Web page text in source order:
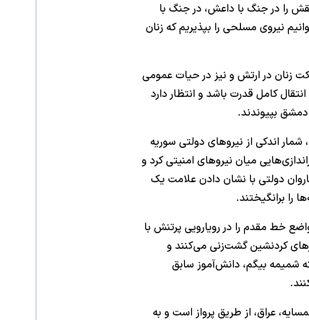
را در جنگ با داعش، در جنگ با
نیروی مسلحی را بپذیریم که زنان
زنان در ارتش و نیز در حیات عمومی
کامل قدرت باشد و انتظار دارد
بپیوندند.
پرتنش در روز دوشنبه (دوم فوریه ۲۰۲۶)، شمار اندکی از نیروهای دولتی سوریه
میان نیروهای امنیتی کرد و
دولتی با نشان دادن علامت یک
را برانگیختند.
خط مقدم را در رویارویی پرتنش با
کردنشین گشت‌زنی می‌کنند و
شمیمه بیگم، دانش‌آموز سابق
عراق، از طریق پرواز است و به